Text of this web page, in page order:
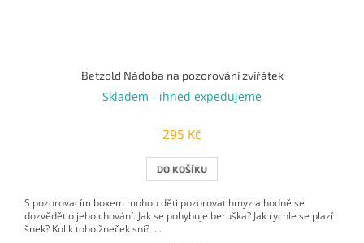
Betzold Nádoba na pozorování zvířátek
Skladem - ihned expedujeme
295 Kč
DO KOŠÍKU
S pozorovacím boxem mohou děti pozorovat hmyz a hodně se
dozvědět o jeho chování. Jak se pohybuje beruška? Jak rychle se plazí
šnek? Kolik toho žneček sní? ...